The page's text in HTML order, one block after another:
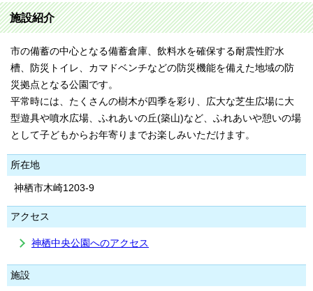
施設紹介
市の備蓄の中心となる備蓄倉庫、飲料水を確保する耐震性貯水
槽、防災トイレ、カマドベンチなどの防災機能を備えた地域の防
災拠点となる公園です。
平常時には、たくさんの樹木が四季を彩り、広大な芝生広場に大
型遊具や噴水広場、ふれあいの丘(築山)など、ふれあいや憩いの場
として子どもからお年寄りまでお楽しみいただけます。
所在地
神栖市木崎1203-9
アクセス
神栖中央公園へのアクセス
施設